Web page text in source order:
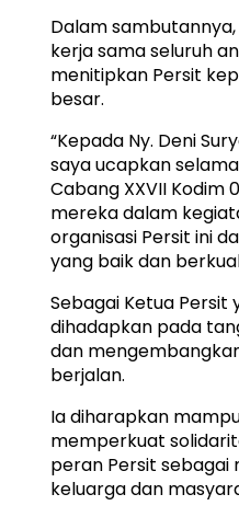
Dalam
kerja sama seluruh
menitipkan Persit
besar.
“Kepada Ny. Deni
saya ucapkan
Cabang XXVII Kodim
mereka dalam
organisasi Persit ini
yang baik dan
Sebagai Ketua Persit
dihadapkan pada
dan
berjalan.
Ia diharapkan
memperkuat
peran Persit
keluarga dan